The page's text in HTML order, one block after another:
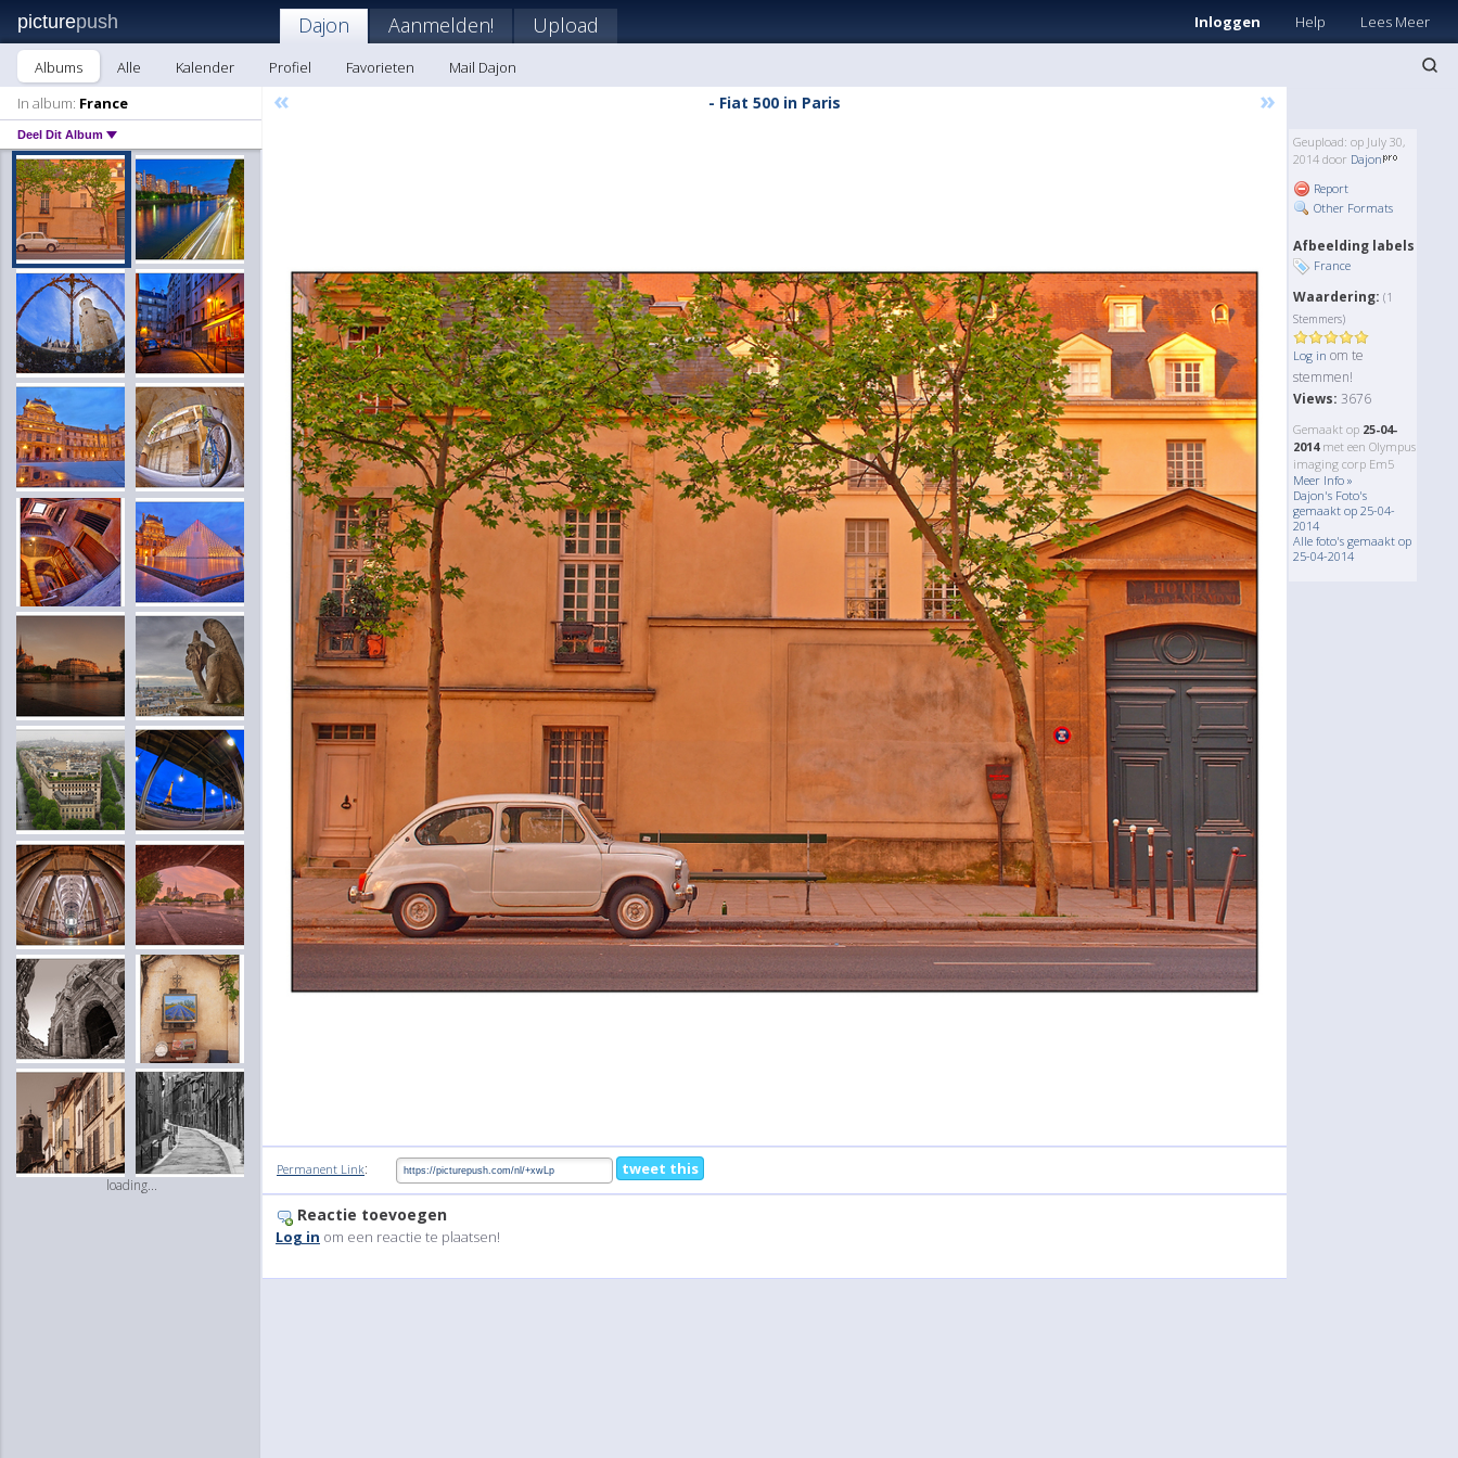
picturepush Inloggen Help Lees Meer
Dajon Aanmelden! Upload
Albums Alle Kalender Profiel Favorieten
Mail Dajon
In album: France
Deel Dit Album
loading...
« - Fiat 500 in Paris »
Geupload: op July 30,
2014 door Dajon
Report
Other Formats
Afbeelding labels
France
Waardering: (1
Stemmers)
Log in om te
stemmen!
Views: 3676
Gemaakt op 25-04-
2014met een Olympus
imaging corp Em5
Meer Info »
Dajon's Foto's
gemaakt op 25-04-
2014
Alle foto's gemaakt op
25-04-2014
Permanent Link: tweet this
Reactie toevoegen
Log in om een reactie te plaatsen!